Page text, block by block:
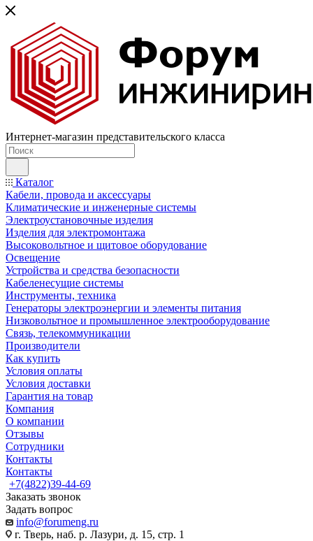
Интернет-магазин представительского класса
Каталог
Кабели, провода и аксессуары
Климатические и инженерные системы
Электроустановочные изделия
Изделия для электромонтажа
Высоковольтное и щитовое оборудование
Освещение
Устройства и средства безопасности
Кабеленесущие системы
Инструменты, техника
Генераторы электроэнергии и элементы питания
Низковольтное и промышленное электрооборудование
Связь, телекоммуникации
Производители
Как купить
Условия оплаты
Условия доставки
Гарантия на товар
Компания
О компании
Отзывы
Сотрудники
Контакты
Контакты
+7(4822)39-44-69
Заказать звонок
Задать вопрос
info@forumeng.ru
г. Тверь, наб. р. Лазури, д. 15, стр. 1